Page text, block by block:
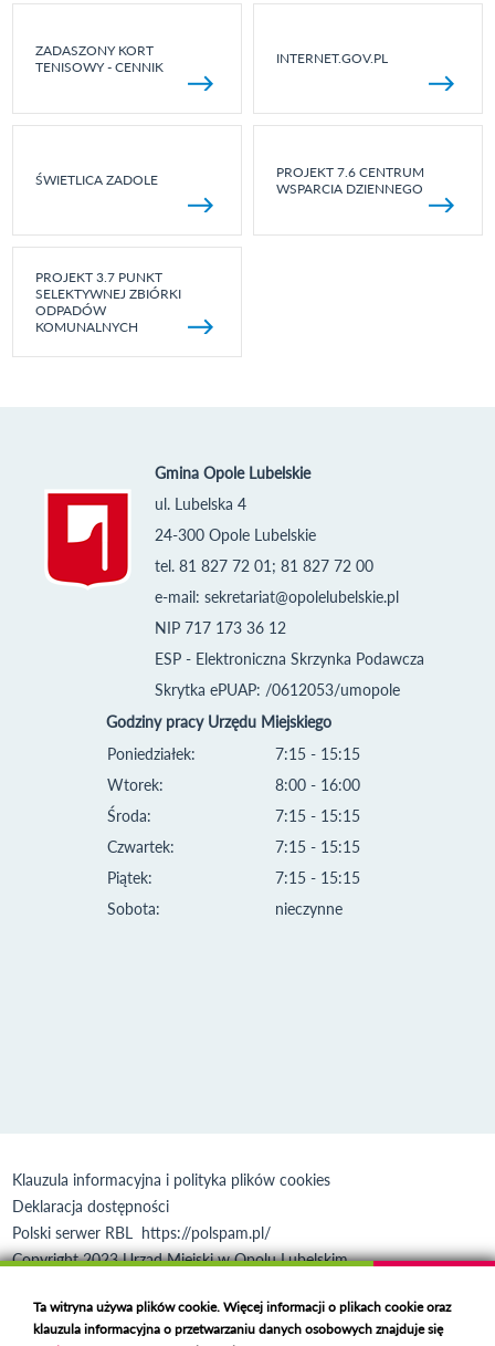
ZADASZONY KORT
TENISOWY - CENNIK
INTERNET.GOV.PL
ŚWIETLICA ZADOLE
PROJEKT 7.6 CENTRUM
WSPARCIA DZIENNEGO
PROJEKT 3.7 PUNKT
SELEKTYWNEJ ZBIÓRKI
ODPADÓW
KOMUNALNYCH
Gmina Opole Lubelskie
ul. Lubelska 4
24-300 Opole Lubelskie
tel. 81 827 72 01; 81 827 72 00
e-mail: sekretariat@opolelubelskie.pl
NIP 717 173 36 12
ESP - Elektroniczna Skrzynka Podawcza
Skrytka ePUAP: /0612053/umopole
Godziny pracy Urzędu Miejskiego
Poniedziałek:
Wtorek:
Środa:
Czwartek:
Piątek:
Sobota:
7:15 - 15:15
8:00 - 16:00
7:15 - 15:15
7:15 - 15:15
7:15 - 15:15
nieczynne
Klauzula informacyjna i polityka plików cookies
Deklaracja dostępności
Polski serwer RBL https://polspam.pl/
Copyright 2023 Urząd Miejski w Opolu Lubelskim
Ta witryna używa plików cookie. Więcej informacji o plikach cookie oraz
klauzula informacyjna o przetwarzaniu danych osobowych znajduje się